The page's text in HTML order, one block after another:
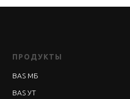
ПРОДУКТЫ
BAS МБ
BAS УТ